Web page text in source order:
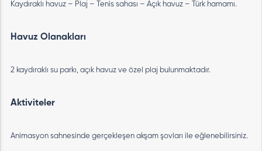
Kaydıraklı havuz – Plaj – Tenis sahası – Açık havuz – Türk hamamı.
Havuz Olanakları
2 kaydıraklı su parkı, açık havuz ve özel plaj bulunmaktadır.
Aktiviteler
Animasyon sahnesinde gerçekleşen akşam şovları ile eğlenebilirsiniz.